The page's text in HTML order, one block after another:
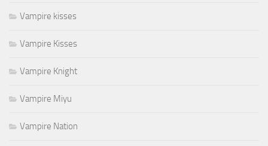
Vampire kisses
Vampire Kisses
Vampire Knight
Vampire Miyu
Vampire Nation